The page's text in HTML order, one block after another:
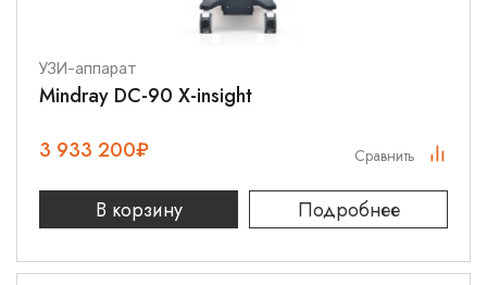
УЗИ-аппарат
Mindray DC-90 X-insight
3 933 200₽
В корзину Подробнее
Сравнить